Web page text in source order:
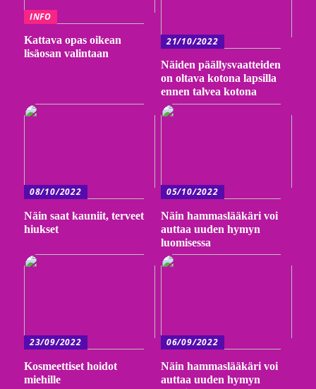
INFO
Kattava opas oikean
lisäosan valintaan
21/10/2022
Näiden päällysvaatteiden
on oltava kotona lapsilla
ennen talvea kotona
08/10/2022
Näin saat kauniit, terveet
hiukset
05/10/2022
Näin hammaslääkäri voi
auttaa uuden hymyn
luomisessa
23/09/2022
Kosmeettiset hoidot
miehille
06/09/2022
Näin hammaslääkäri voi
auttaa uuden hymyn